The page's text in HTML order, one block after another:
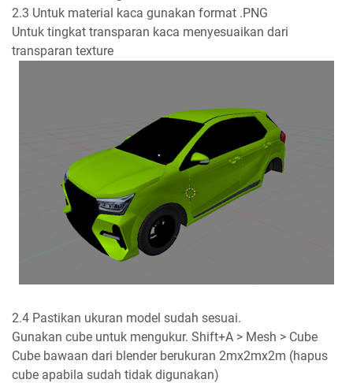
2.3 Untuk material kaca gunakan format .PNG
Untuk tingkat transparan kaca menyesuaikan dari
transparan texture
2.4 Pastikan ukuran model sudah sesuai.
Gunakan cube untuk mengukur. Shift+A > Mesh > Cube
Cube bawaan dari blender berukuran 2mx2mx2m (hapus
cube apabila sudah tidak digunakan)